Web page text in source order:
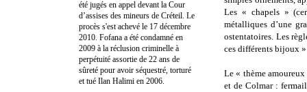
Les « chapels »
métalliques d’une
ostentatoires. Les
ces différents bijoux
Le « thème
et de Colmar :
été jugés en appel devant la Cour
d’assises des mineurs de Créteil. Le
procès s'est achevé le 17 décembre
2010. Fofana a été condamné en
2009 à la réclusion criminelle à
perpétuité assortie de 22 ans de
sûreté pour avoir séquestré, torturé
et tué Ilan Halimi en 2006.